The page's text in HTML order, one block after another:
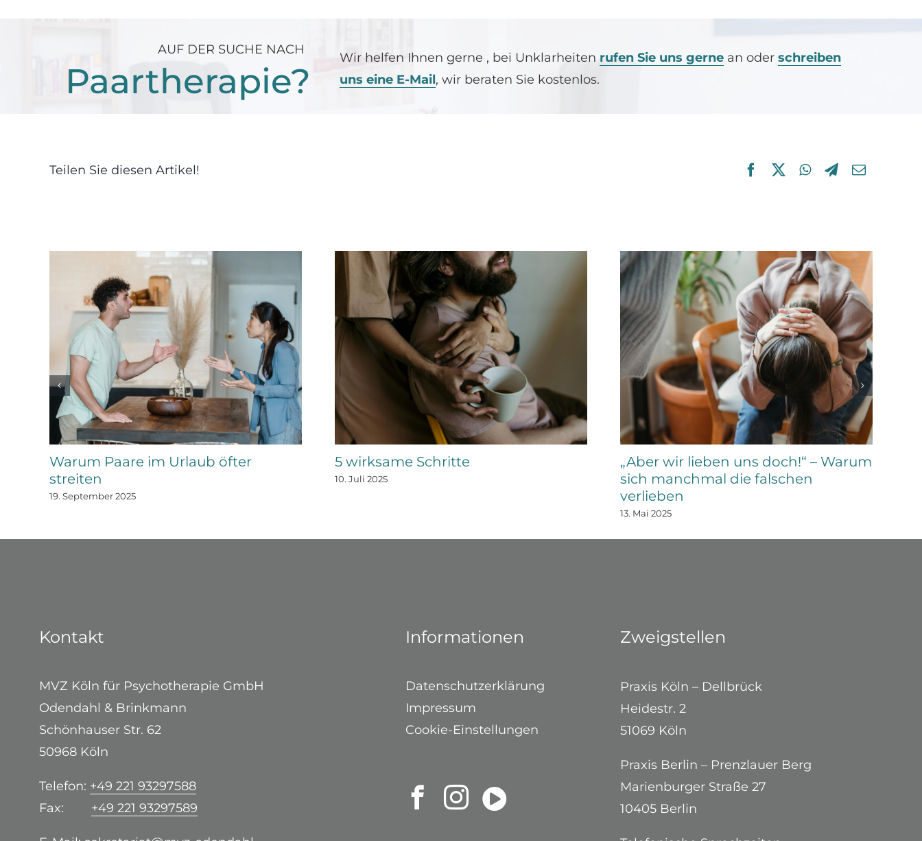
AUF DER SUCHE NACH
Paartherapie?
Wir helfen Ihnen gerne , bei Unklarheiten rufen Sie uns gerne an oderschreiben
uns eine E-Mail, wir beraten Sie kostenlos.
Teilen Sie diesen Artikel!
Warum Paare im Urlaub öfter
streiten
19. September 2025
5 wirksame Schritte
10. Juli 2025
„Aber wir lieben uns doch!“ – Warum
sich manchmal die falschen
verlieben
13. Mai 2025
Kontakt
MVZ Köln für Psychotherapie GmbH
Odendahl & Brinkmann
Schönhauser Str. 62
50968 Köln
Telefon: +49 221 93297588
Fax: +49 221 93297589
Informationen
Datenschutzerklärung
Impressum
Cookie-Einstellungen
Zweigstellen
Praxis Köln – Dellbrück
Heidestr. 2
51069 Köln
Praxis Berlin – Prenzlauer Berg
Marienburger Straße 27
10405 Berlin